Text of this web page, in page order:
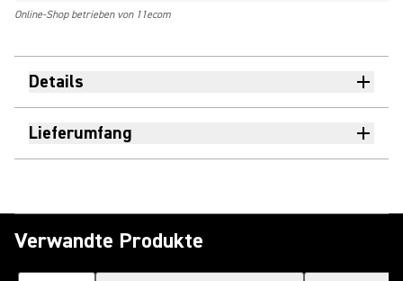
Online-Shop betrieben von 11ecom
Details
Lieferumfang
Verwandte Produkte